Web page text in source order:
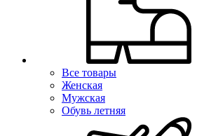
Все товары
Женская
Мужская
Обувь летняя